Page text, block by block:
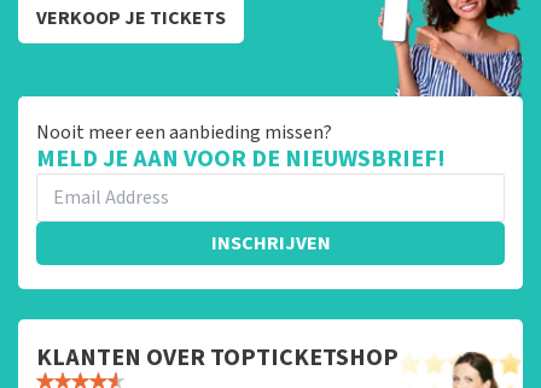
VERKOOP JE TICKETS
Nooit meer een aanbieding missen?
MELD JE AAN VOOR DE NIEUWSBRIEF!
INSCHRIJVEN
KLANTEN OVER TOPTICKETSHOP